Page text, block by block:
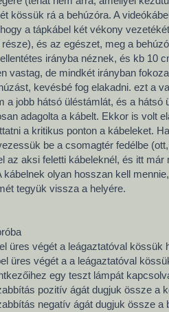
kössük rá a behúzóra. A
a tápkábel két vékony
és az egészet, meg a
irányba néznek, és kb
vastag, de mindkét irányban
kevésbé fog elakadni. ezt a
a jobb hátsó üléstámlát, és a
adagolta a kábelt. Ekkor is volt
a kritikus ponton a kábeleket.
be a csomagtér fedélbe
az aksi feletti kábeleknél, és itt
kábelnek olyan hosszan kell
tegyük vissza a helyére.
üres végét a leágaztatóval
üres végét a a leágaztatóval
egy teszt lámpát
pozitív ágát dugjuk össze a
negatív ágát dugjuk össze